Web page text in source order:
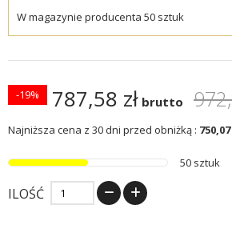
W magazynie producenta 50 sztuk
787,58 zł brutto
-19%
Najniższa cena z 30 dni przed obniżką : 750,07
50 sztuk
ILOŚĆ